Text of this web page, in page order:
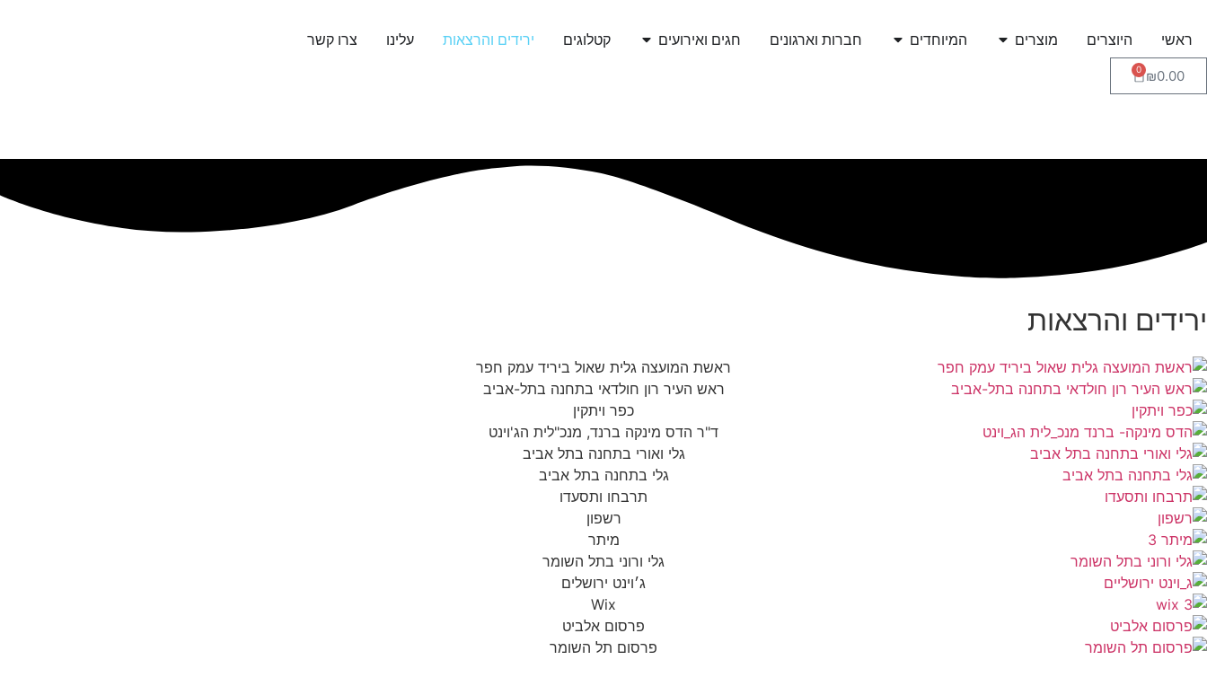
ראשי היוצרים מוצרים המיוחדים חברות וארגונים חגים ואירועים קטלוגים ירידים והרצאות עלינו צרו קשר
₪0.00
0
ירידים והרצאות
ראשת המועצה גלית שאול ביריד עמק חפר
ראש העיר רון חולדאי בתחנה בתל-אביב
כפר ויתקין
ד"ר הדס מינקה ברנד, מנכ"לית הג'וינט
גלי ואורי בתחנה בתל אביב
גלי בתחנה בתל אביב
תרבחו ותסעדו
רשפון
מיתר
גלי ורוני בתל השומר
ג׳וינט ירושלים
Wix
פרסום אלביט
פרסום תל השומר